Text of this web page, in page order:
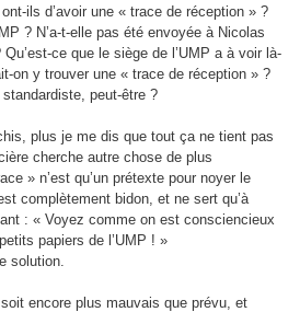
ils d’avoir une « trace de réception » ?
? N’a-t-elle pas été envoyée à Nicolas
ce que le siège de l’UMP a à voir là-
on y trouver une « trace de réception » ?
peut-être ?
plus je me dis que tout ça ne tient pas
cherche autre chose de plus
» n’est qu’un prétexte pour noyer le
complètement bidon, et ne sert qu’à
: « Voyez comme on est consciencieux
papiers de l’UMP ! »
solution.
encore plus mauvais que prévu, et